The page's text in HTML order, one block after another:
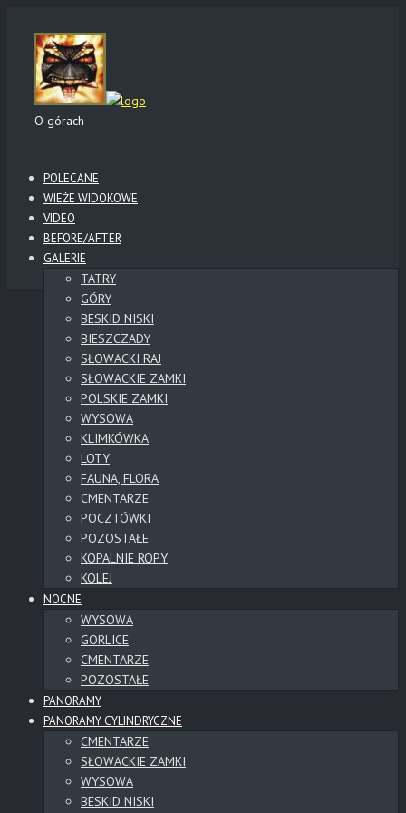
O górach
POLECANE
WIEŻE WIDOKOWE
VIDEO
BEFORE/AFTER
GALERIE
TATRY
GÓRY
BESKID NISKI
BIESZCZADY
SŁOWACKI RAJ
SŁOWACKIE ZAMKI
POLSKIE ZAMKI
WYSOWA
KLIMKÓWKA
LOTY
FAUNA, FLORA
CMENTARZE
POCZTÓWKI
POZOSTAŁE
KOPALNIE ROPY
KOLEJ
NOCNE
WYSOWA
GORLICE
CMENTARZE
POZOSTAŁE
PANORAMY
PANORAMY CYLINDRYCZNE
CMENTARZE
SŁOWACKIE ZAMKI
WYSOWA
BESKID NISKI